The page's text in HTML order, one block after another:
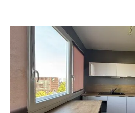
NANTES 44
, 3 pièces
Ref : 1881
Appartement F3 à vendre
196 400 €
Visiter le site dédié